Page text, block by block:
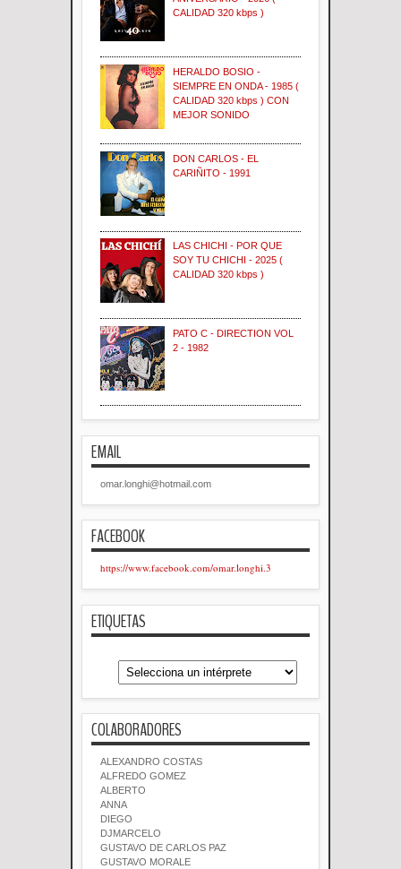
CALIDAD 320 kbps )
HERALDO BOSIO -
SIEMPRE EN ONDA - 1985 (
CALIDAD 320 kbps ) CON
MEJOR SONIDO
DON CARLOS - EL
CARIÑITO - 1991
LAS CHICHI - POR QUE
SOY TU CHICHI - 2025 (
CALIDAD 320 kbps )
PATO C - DIRECTION VOL
2 - 1982
EMAIL
omar.longhi@hotmail.com
FACEBOOK
https://www.facebook.com/omar.longhi.3
ETIQUETAS
COLABORADORES
ALEXANDRO COSTAS
ALFREDO GOMEZ
ALBERTO
ANNA
DIEGO
DJMARCELO
GUSTAVO DE CARLOS PAZ
GUSTAVO MORALE